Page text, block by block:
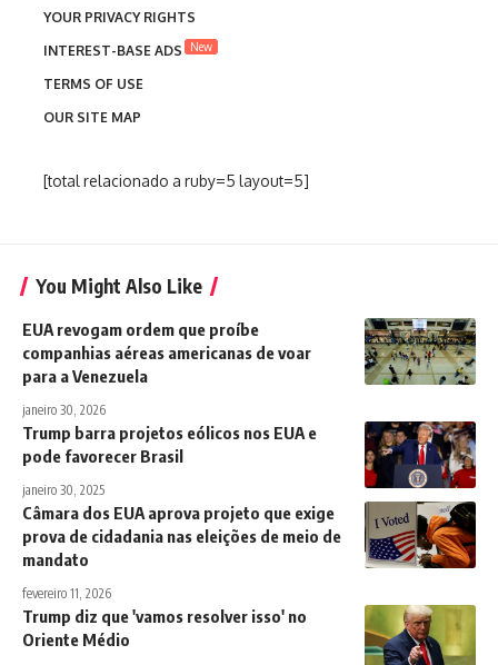
YOUR PRIVACY RIGHTS
INTEREST-BASE ADS
New
TERMS OF USE
OUR SITE MAP
[total relacionado a ruby=5 layout=5]
You Might Also Like
EUA revogam ordem que proíbe
companhias aéreas americanas de voar
para a Venezuela
janeiro 30, 2026
Trump barra projetos eólicos nos EUA e
pode favorecer Brasil
janeiro 30, 2025
Câmara dos EUA aprova projeto que exige
prova de cidadania nas eleições de meio de
mandato
fevereiro 11, 2026
Trump diz que 'vamos resolver isso' no
Oriente Médio